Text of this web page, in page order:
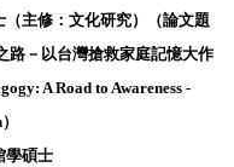
主修：文化研究）（論文題
路－以台灣搶救家庭記憶大作
A Road to Awareness -
學碩士